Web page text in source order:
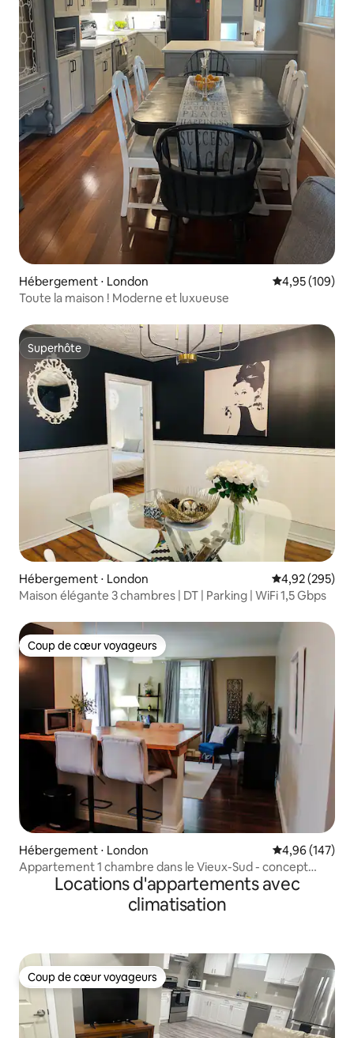
Hébergement ⋅ London Évaluation
4,95 (109)
Toute la maison ! Moderne et luxueuse
Superhôte
Superhôte
Hébergement ⋅ London Évaluation
4,92 (295)
Maison élégante 3 chambres | DT | Parking | WiFi 1,5 Gbps
Coup de cœur voyageurs
Coup de cœur voyageurs
Hébergement ⋅ London Évaluation
4,96 (147)
Appartement 1 chambre dans le Vieux-Sud - concept
ouvertLocations d'appartements avec
climatisation
Coup de cœur voyageurs
Coup de cœur voyageurs